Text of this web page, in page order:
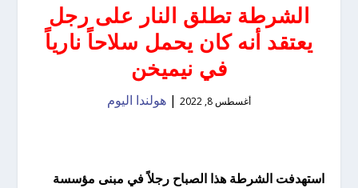
الشرطة تطلق النار على رجل
يعتقد أنه كان يحمل سلاحاً نارياً
في نيميخن
أغسطس 8, 2022 | هولندا اليوم
استهدفت الشرطة هذا الصباح رجلاً في مبنى مؤسسة